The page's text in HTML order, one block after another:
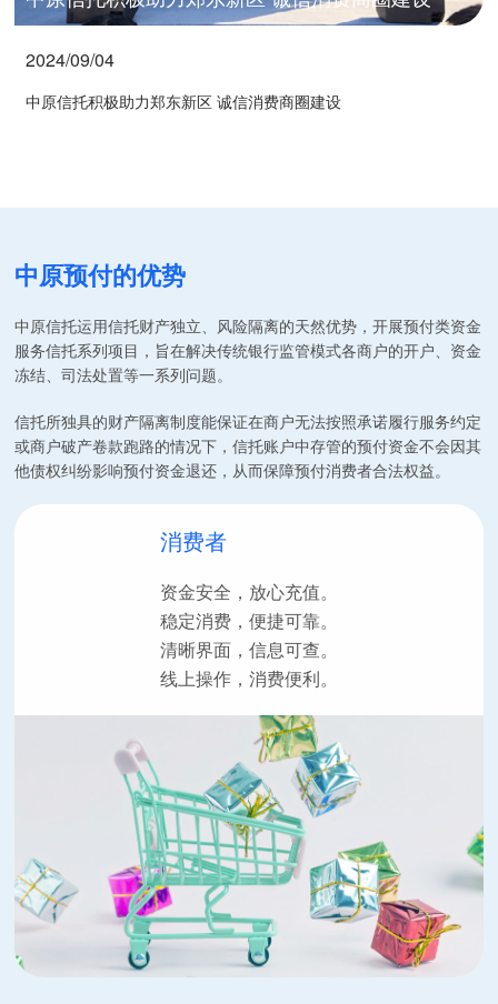
2024/09/04
中原信托积极助力郑东新区 诚信消费商圈建设
中原预付的优势
中原信托运用信托财产独立、风险隔离的天然优势，开展预付类资金
服务信托系列项目，旨在解决传统银行监管模式各商户的开户、资金
冻结、司法处置等一系列问题。
信托所独具的财产隔离制度能保证在商户无法按照承诺履行服务约定
或商户破产卷款跑路的情况下，信托账户中存管的预付资金不会因其
他债权纠纷影响预付资金退还，从而保障预付消费者合法权益。
消费者
资金安全，放心充值。
稳定消费，便捷可靠。
清晰界面，信息可查。
线上操作，消费便利。